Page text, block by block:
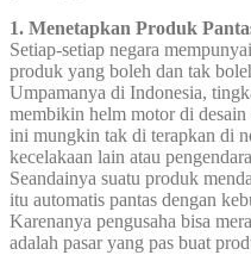
1. Menetapkan Produk
Setiap-setiap negara
produk yang boleh dan tak
Umpamanya di Indonesia,
membikin helm motor di
ini mungkin tak di terapkan di
kecelakaan lain atau
Seandainya suatu produk
itu automatis pantas dengan
Karenanya pengusaha bisa
adalah pasar yang pas buat